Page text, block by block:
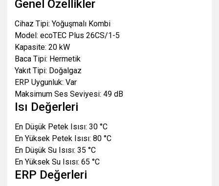
Genel Özellikler
Cihaz Tipi: Yoğuşmalı Kombi
Model: ecoTEC Plus 26CS/1-5
Kapasite: 20 kW
Baca Tipi: Hermetik
Yakıt Tipi: Doğalgaz
ERP Uygunluk: Var
Maksimum Ses Seviyesi: 49 dB
Isı Değerleri
En Düşük Petek Isısı: 30 °C
En Yüksek Petek Isısı: 80 °C
En Düşük Su Isısı: 35 °C
En Yüksek Su Isısı: 65 °C
ERP Değerleri